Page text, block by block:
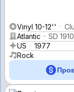
Vinyl 10-12''
Atlantic
SD
US
1977
Rock